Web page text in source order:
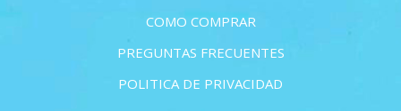
COMO COMPRAR
PREGUNTAS FRECUENTES
POLITICA DE PRIVACIDAD